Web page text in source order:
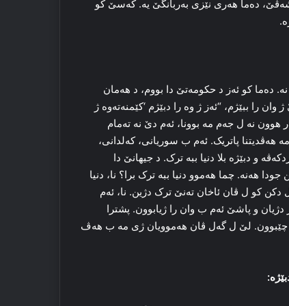
ده‌ما هه‌ری نێزی به‌ربانگێ یه‌. که‌سێ کو
ده‌ما کو ئه‌ز د حکومه‌تێ دا بووم، د هه‌مان
را ببێژم، “ئه‌ز ژ وه‌ را دبێژم ‘کێمنه‌ته‌وه‌ ژ
نه‌ ل جه‌م مه‌ بوونا، ئه‌م دێ نه‌ ته‌مام
هه‌ڤدیتنا پاتریک. ئه‌م ب سوریانی، که‌لدانی،
و دبێژه‌ بلا دنیا ببه‌ ترک. د جیهانێ دا
٦ هه‌زار کۆمێن ئه‌تنیکی یێن جودا هه‌نه‌. چما هه‌موو دنیا ببه‌ ترک برا؟ نا، دنیا
دکن کو ل ڤان ئاخان ته‌نێ ترک دژین. نا، ئه‌م
و پاشێ ئه‌م ب وان را ژیابوون. پشترا
چێبوون. لێ ل گه‌ل ڤان هه‌موویان ژی مە ب هه‌ڤ